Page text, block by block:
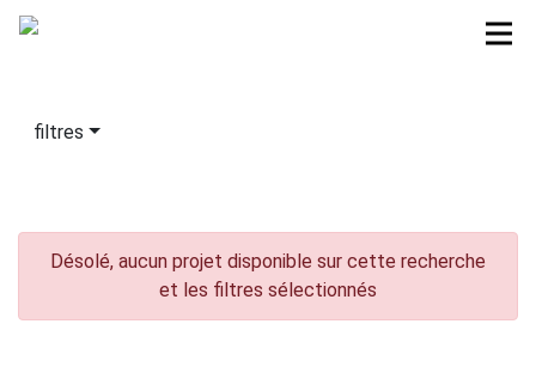
filtres
Désolé, aucun projet disponible sur cette recherche
et les filtres sélectionnés